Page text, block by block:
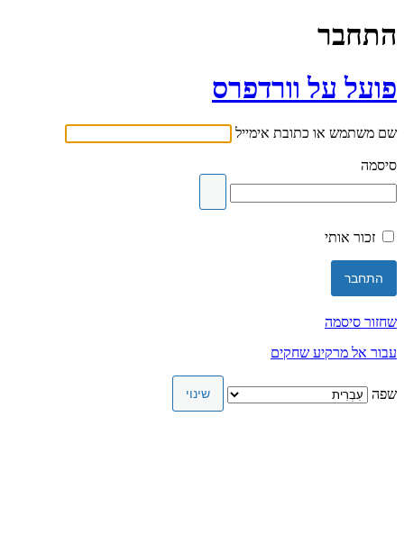
התחבר
פועל על וורדפרס
שם משתמש או כתובת אימייל
סיסמה
זכור אותי
שחזור סיסמה
עבור אל מרקיע שחקים
שפה